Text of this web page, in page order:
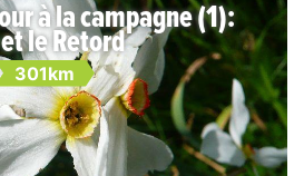
à la campagne (1):
le Retord
301km